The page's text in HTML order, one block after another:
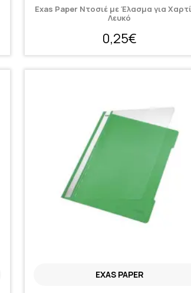
Exas Paper Ντοσιέ με Έλασμα για
Λευκό
0,25€
EXAS PAPER